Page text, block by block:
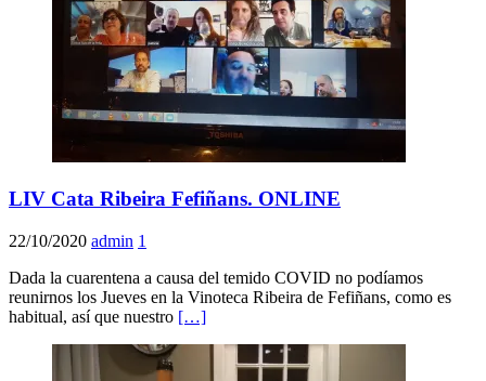
LIV Cata Ribeira Fefiñans. ONLINE
22/10/2020 admin 1
Dada la cuarentena a causa del temido COVID no podíamos
reunirnos los Jueves en la Vinoteca Ribeira de Fefiñans, como es
habitual, así que nuestro […]